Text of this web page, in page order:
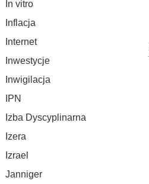
In vitro
Inflacja
Internet
Inwestycje
Inwigilacja
IPN
Izba Dyscyplinarna
Izera
Izrael
Janniger